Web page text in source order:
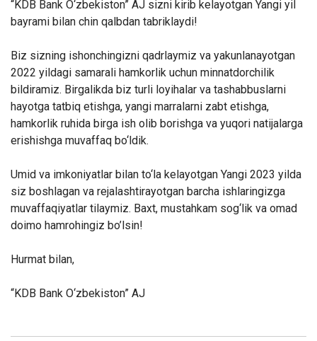
“KDB Bank O‘zbekiston” AJ sizni kirib kelayotgan Yangi yil
bayrami bilan chin qalbdan tabriklaydi!
Biz sizning ishonchingizni qadrlaymiz va yakunlanayotgan
2022 yildagi samarali hamkorlik uchun minnatdorchilik
bildiramiz. Birgalikda biz turli loyihalar va tashabbuslarni
hayotga tatbiq etishga, yangi marralarni zabt etishga,
hamkorlik ruhida birga ish olib borishga va yuqori natijalarga
erishishga muvaffaq bo‘ldik.
Umid va imkoniyatlar bilan to‘la kelayotgan Yangi 2023 yilda
siz boshlagan va rejalashtirayotgan barcha ishlaringizga
muvaffaqiyatlar tilaymiz. Baxt, mustahkam sog‘lik va omad
doimo hamrohingiz bo’lsin!
Hurmat bilan,
“KDB Bank O‘zbekiston” AJ